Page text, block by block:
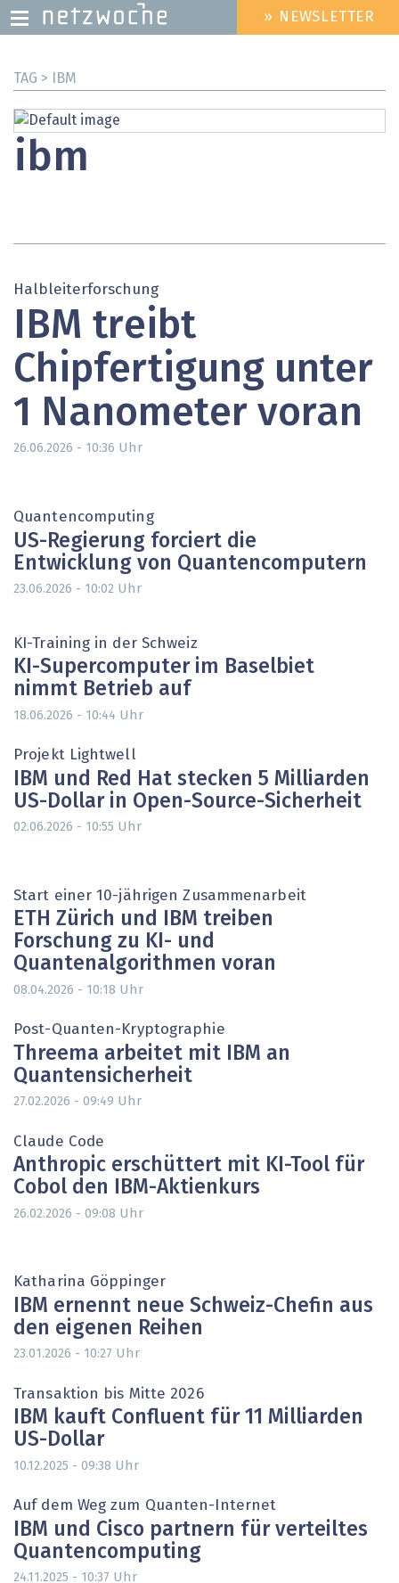
zum
HEADER
MENU
» NEWSLETTER
TAG > IBM
ibm
Halbleiterforschung
IBM treibt
Chipfertigung unter
1 Nanometer voran
26.06.2026 - 10:36 Uhr
Quantencomputing
US-Regierung forciert die
Entwicklung von Quantencomputern
23.06.2026 - 10:02 Uhr
KI-Training in der Schweiz
KI-Supercomputer im Baselbiet
nimmt Betrieb auf
18.06.2026 - 10:44 Uhr
Projekt Lightwell
IBM und Red Hat stecken 5 Milliarden
US-Dollar in Open-Source-Sicherheit
02.06.2026 - 10:55 Uhr
Start einer 10-jährigen Zusammenarbeit
ETH Zürich und IBM treiben
Forschung zu KI- und
Quantenalgorithmen voran
08.04.2026 - 10:18 Uhr
Post-Quanten-Kryptographie
Threema arbeitet mit IBM an
Quantensicherheit
27.02.2026 - 09:49 Uhr
Claude Code
Anthropic erschüttert mit KI-Tool für
Cobol den IBM-Aktienkurs
26.02.2026 - 09:08 Uhr
Katharina Göppinger
IBM ernennt neue Schweiz-Chefin aus
den eigenen Reihen
23.01.2026 - 10:27 Uhr
Transaktion bis Mitte 2026
IBM kauft Confluent für 11 Milliarden
US-Dollar
10.12.2025 - 09:38 Uhr
Auf dem Weg zum Quanten-Internet
IBM und Cisco partnern für verteiltes
Quantencomputing
24.11.2025 - 10:37 Uhr